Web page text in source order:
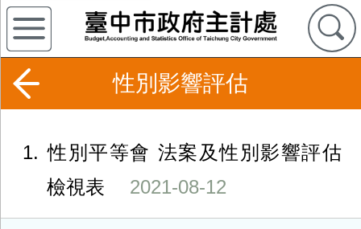
性別影響評估
1
性別平等會 法案及性別影響評估
檢視表
2021-08-12